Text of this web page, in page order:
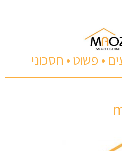
• פשוט • חסכוני